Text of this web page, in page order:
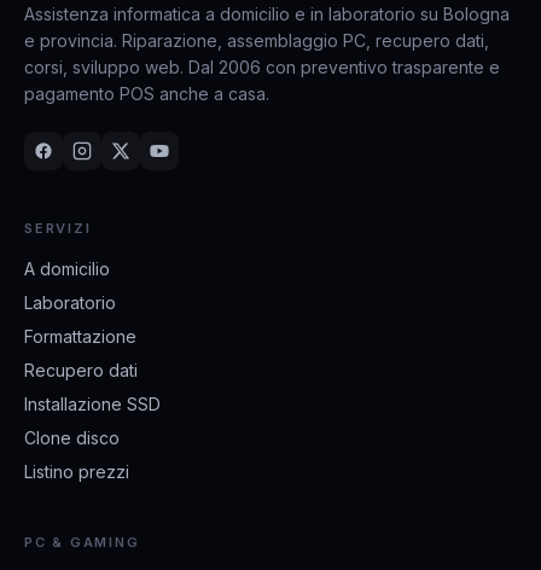
Assistenza informatica a domicilio e in laboratorio su Bologna
e provincia. Riparazione, assemblaggio PC, recupero dati,
corsi, sviluppo web. Dal 2006 con preventivo trasparente e
pagamento POS anche a casa.
SERVIZI
A domicilio
Laboratorio
Formattazione
Recupero dati
Installazione SSD
Clone disco
Listino prezzi
PC & GAMING